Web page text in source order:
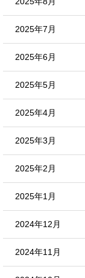
2025年7月
2025年6月
2025年5月
2025年4月
2025年3月
2025年2月
2025年1月
2024年12月
2024年11月